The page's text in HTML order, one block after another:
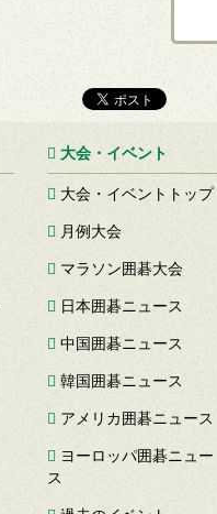
大会・イベント
大会・イベントトップ
月例大会
マラソン囲碁大会
日本囲碁ニュース
中国囲碁ニュース
韓国囲碁ニュース
アメリカ囲碁ニュース
ヨーロッパ囲碁ニュー
ス